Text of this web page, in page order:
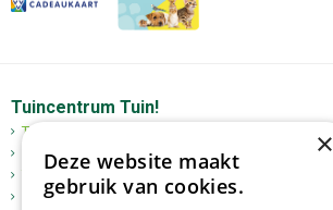
Tuincentrum Tuin!
Tuincentrum
Mediterrane bomen
Kerst
×
Deze website maakt
gebruik van cookies.